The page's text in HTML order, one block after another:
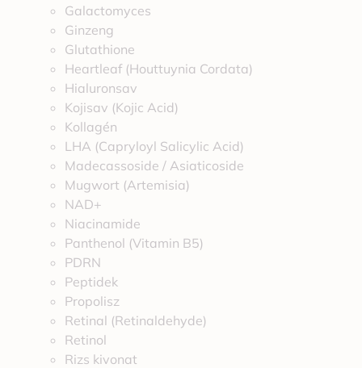
Galactomyces
Ginzeng
Glutathione
Heartleaf (Houttuynia Cordata)
Hialuronsav
Kojisav (Kojic Acid)
Kollagén
LHA (Capryloyl Salicylic Acid)
Madecassoside / Asiaticoside
Mugwort (Artemisia)
NAD+
Niacinamide
Panthenol (Vitamin B5)
PDRN
Peptidek
Propolisz
Retinal (Retinaldehyde)
Retinol
Rizs kivonat